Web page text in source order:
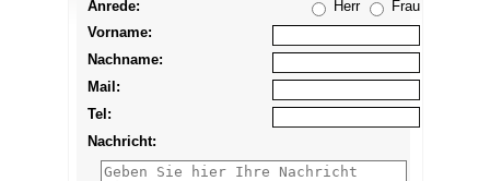
Anrede:
Herr
Frau
Vorname:
Nachname:
Mail:
Tel:
Nachricht: